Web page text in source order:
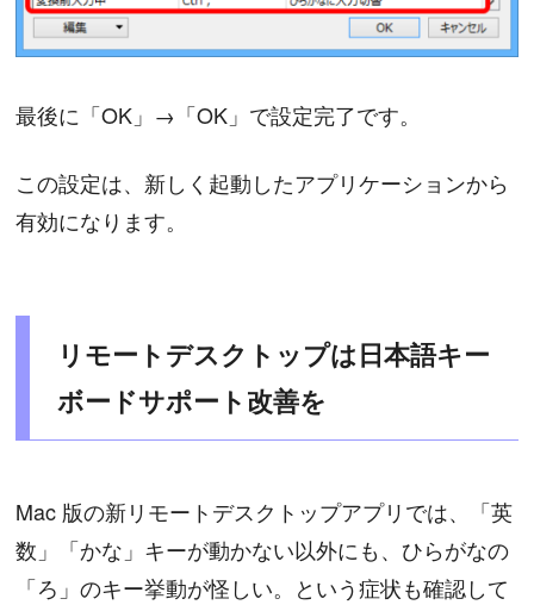
最後に「OK」→「OK」で設定完了です。
この設定は、新しく起動したアプリケーションから
有効になります。
リモートデスクトップは日本語キー
ボードサポート改善を
Mac 版の新リモートデスクトップアプリでは、「英
数」「かな」キーが動かない以外にも、ひらがなの
「ろ」のキー挙動が怪しい。という症状も確認して